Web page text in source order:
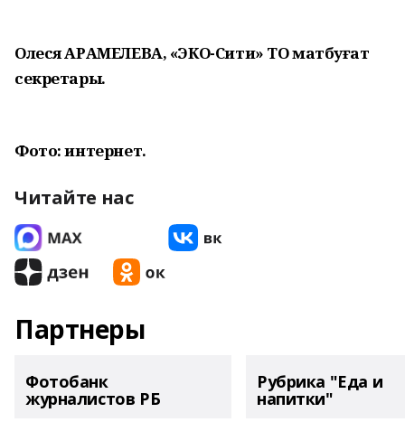
Олеся АРАМЕЛЕВА, «ЭКО-Сити» ТО матбуғат
секретары.
Фото: интернет.
Читайте нас
Партнеры
Фотобанк
журналистов РБ
Рубрика "Еда и
напитки"